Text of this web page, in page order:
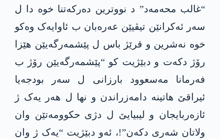
“غالب محەمەد” د نووترین دەرکەتنا خوە دا ل
سەر ئەکرانێن تیڤیێن عەرەبان ب ئاوایەک وەکو
خوە نەشرین و قرێژ باس ل پێشمەرگەیێن هێزا
رۆژ دکەت و دبێژیت کو “پێشمەرگەیێن رۆژ ب
فەرمانا مەسعوود بارزانی ل سەر بودجەیا
ئیراقێ هاتینە دامەزراندن و نها ل هەر یەک ژ
ئازەربایجان و لیبیایێ ل دژی حکوومەتێن وان
ولاتان شەری دکەن”!، ئەو دبێژیت “یەک ژ وان